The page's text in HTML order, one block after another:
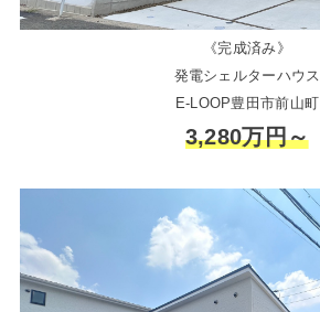
《完成済み》
発電シェルターハウス
E-LOOP豊田市前山町
3,280万円～